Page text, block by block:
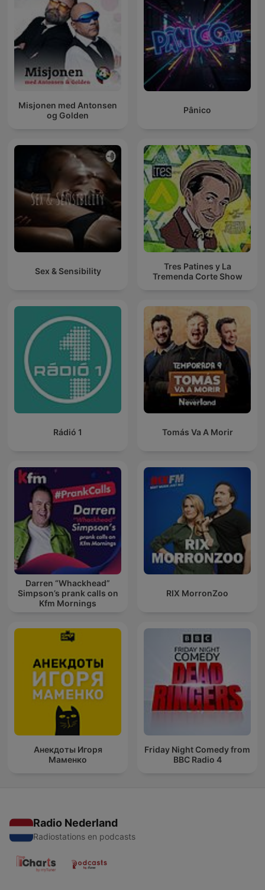
Misjonen med Antonsen
og Golden
Pânico
Sex & Sensibility
Tres Patines y La
Tremenda Corte Show
Rádió 1 Tomás Va A Morir
Darren “Whackhead”
Simpson’s prank calls on
Kfm Mornings
RIX MorronZoo
Анекдоты Игоря
Маменко
Friday Night Comedy from
BBC Radio 4
Radio Nederland
Radiostations en podcasts